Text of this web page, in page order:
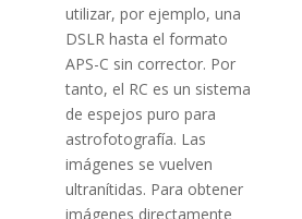
utilizar, por ejemplo, una
DSLR hasta el formato
APS-C sin corrector. Por
tanto, el RC es un sistema
de espejos puro para
astrofotografía. Las
imágenes se vuelven
ultranítidas. Para obtener
imágenes directamente